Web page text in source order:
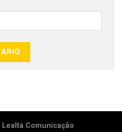
Lealtà Comunicação